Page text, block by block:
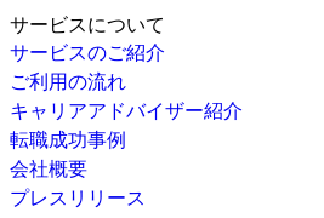
サービスについて
サービスのご紹介
ご利用の流れ
キャリアアドバイザー紹介
転職成功事例
会社概要
プレスリリース